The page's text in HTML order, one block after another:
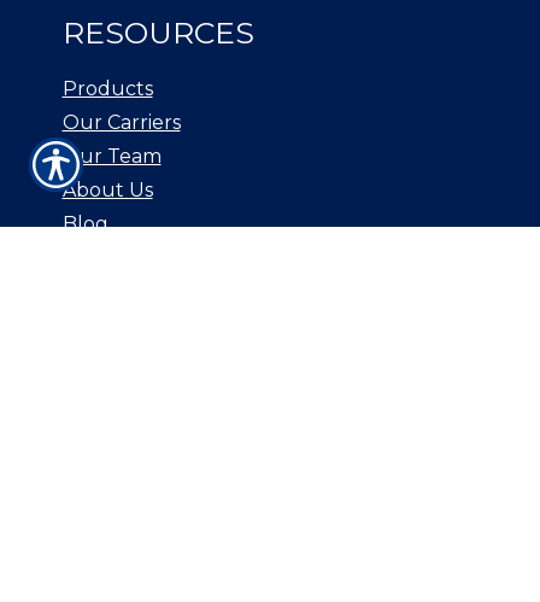
RESOURCES
Products
Our Carriers
Our Team
About Us
Blog